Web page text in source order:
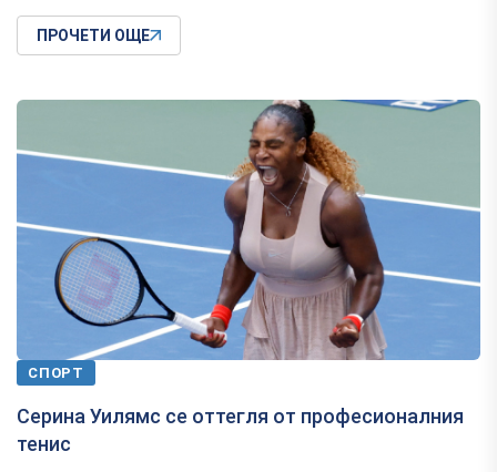
ПРОЧЕТИ ОЩЕ
СПОРТ
Серина Уилямс се оттегля от професионалния
тенис